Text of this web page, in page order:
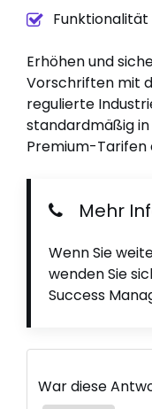
Funktionalität
Erhöhen und
Vorschriften mit
regulierte
standardmäßig
Premium-Tarifen
Mehr
Wenn Sie
wenden Sie
Success
War diese